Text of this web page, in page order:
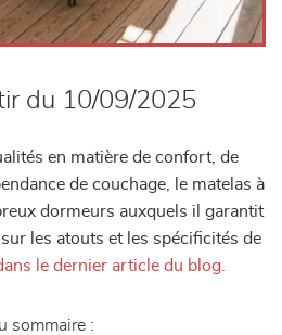
du 10/09/2025
en matière de confort, de
de couchage, le matelas à
dormeurs auxquels il garantit
les atouts et les spécificités de
le dernier article du blog.
sommaire :